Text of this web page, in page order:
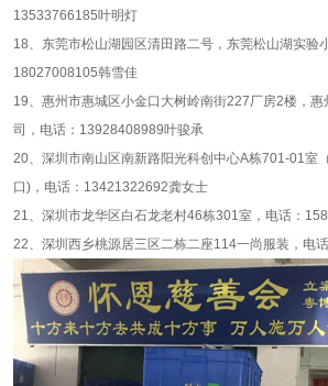
13533766185叶明灯
18、东莞市松山湖园区清田路二号，东莞松山湖实验
18027008105韩雪佳
19、惠州市惠城区小金口大树岭南街227厂房2楼，
司，电话：13928408989叶骏承
20、深圳市南山区南新路阳光科创中心A栋701-01室
口)，电话：13421322692龚女士
21、深圳市龙华区白石龙老村46栋301室，电话：
22、深圳西乡桃源居三区二栋二座114一尚服装，电